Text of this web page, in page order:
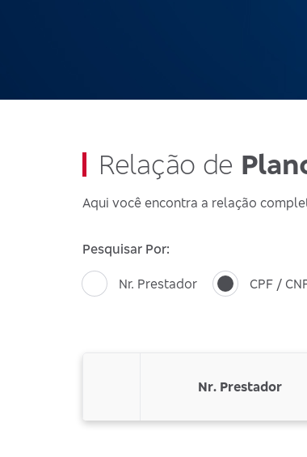
Relação de
Aqui você encontra a relação
Pesquisar Por:
Nr. Prestador CPF /
Nr. Prestador